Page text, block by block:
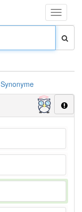
Toggle
Synonyme